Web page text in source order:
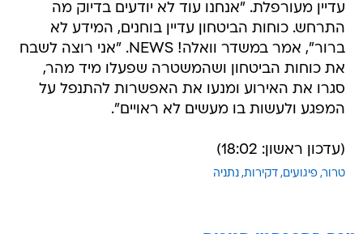
ברור", אמר במשדר וואלה! NEWS. "אני רוצה לשבח
את כוחות הביטחון ושהמשטרה שפעלו מיד מהר,
סגרו את האירוע ומנעו את האפשרות להתנפל על
המפגע ולעשות בו מעשים לא ראויים".
(עדכון ראשון: 18:02)